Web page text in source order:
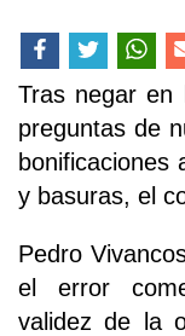
Tras negar en
preguntas de
bonificaciones
y basuras, el
Pedro
el error
validez de la